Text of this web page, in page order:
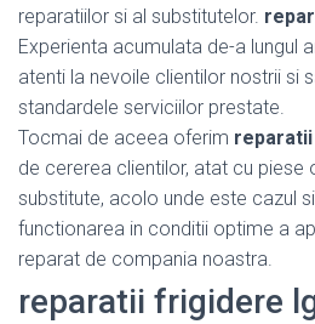
reparatiilor si al substitutelor.
Experienta acumulata de-a lungul
atenti la nevoile clientilor nostrii si
standardele serviciilor prestate.
Tocmai de aceea oferim
de cererea clientilor, atat cu piese
substitute, acolo unde este cazul
functionarea in conditii optime a
reparat de compania noastra.
reparatii frigidere